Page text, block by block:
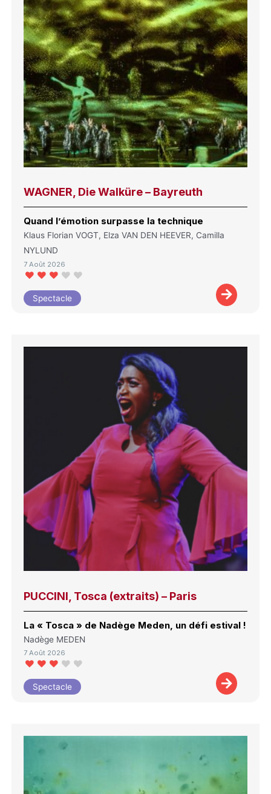
WAGNER, Die Walküre – Bayreuth
Quand l’émotion surpasse la technique
Klaus Florian VOGT, Elza VAN DEN HEEVER, Camilla
NYLUND
7 Août 2026
Spectacle
PUCCINI, Tosca (extraits) – Paris
La « Tosca » de Nadège Meden, un défi estival !
Nadège MEDEN
7 Août 2026
Spectacle